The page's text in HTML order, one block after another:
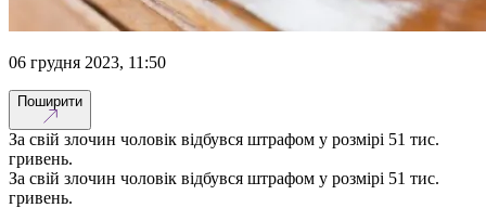
06 грудня 2023, 11:50
Поширити
За свій злочин чоловік відбувся штрафом у розмірі 51 тис.
гривень.
За свій злочин чоловік відбувся штрафом у розмірі 51 тис.
гривень.